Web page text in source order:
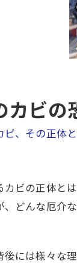
カビ
、その正体
ビの正体と
どんな厄介
には様々な理